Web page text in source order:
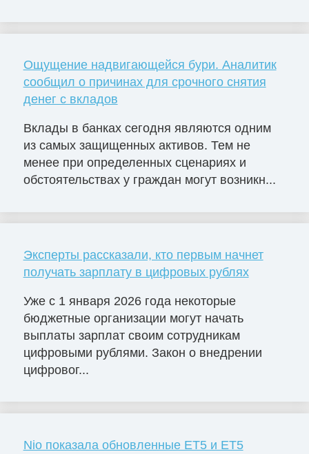
Ощущение надвигающейся бури. Аналитик
сообщил о причинах для срочного снятия
денег с вкладов
Вклады в банках сегодня являются одним
из самых защищенных активов. Тем не
менее при определенных сценариях и
обстоятельствах у граждан могут возникн...
Эксперты рассказали, кто первым начнет
получать зарплату в цифровых рублях
Уже с 1 января 2026 года некоторые
бюджетные организации могут начать
выплаты зарплат своим сотрудникам
цифровыми рублями. Закон о внедрении
цифровог...
Nio показала обновленные ET5 и ET5